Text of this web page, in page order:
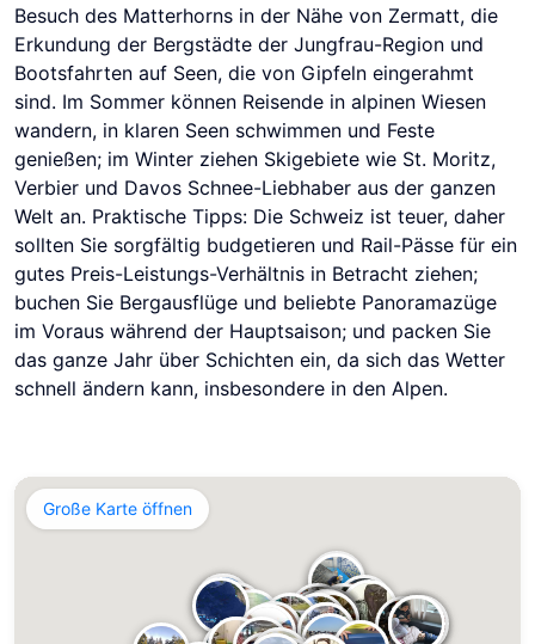
Besuch des Matterhorns in der Nähe von Zermatt, die
Erkundung der Bergstädte der Jungfrau-Region und
Bootsfahrten auf Seen, die von Gipfeln eingerahmt
sind. Im Sommer können Reisende in alpinen Wiesen
wandern, in klaren Seen schwimmen und Feste
genießen; im Winter ziehen Skigebiete wie St. Moritz,
Verbier und Davos Schnee-Liebhaber aus der ganzen
Welt an. Praktische Tipps: Die Schweiz ist teuer, daher
sollten Sie sorgfältig budgetieren und Rail-Pässe für ein
gutes Preis-Leistungs-Verhältnis in Betracht ziehen;
buchen Sie Bergausflüge und beliebte Panoramazüge
im Voraus während der Hauptsaison; und packen Sie
das ganze Jahr über Schichten ein, da sich das Wetter
schnell ändern kann, insbesondere in den Alpen.
Große Karte öffnen